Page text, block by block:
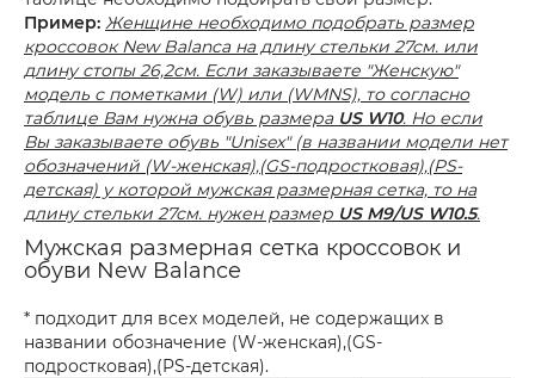
Пример: Женщине необходимо подобрать размер
кроссовок New Balanca на длину стельки 27см. или
длину стопы 26,2см. Если заказываете "Женскую"
модель с пометками (W) или (WMNS), то согласно
таблице Вам нужна обувь размера US W10. Но если
Вы заказываете обувь "Unisex" (в названии модели нет
обозначений (W-женская),(GS-подростковая),(PS-
детская) у которой мужская размерная сетка, то на
длину стельки 27см. нужен размер US M9/US W10.5.
Мужская размерная сетка кроссовок и
обуви New Balance
* подходит для всех моделей, не содержащих в
названии обозначение (W-женская),(GS-
подростковая),(PS-детская).